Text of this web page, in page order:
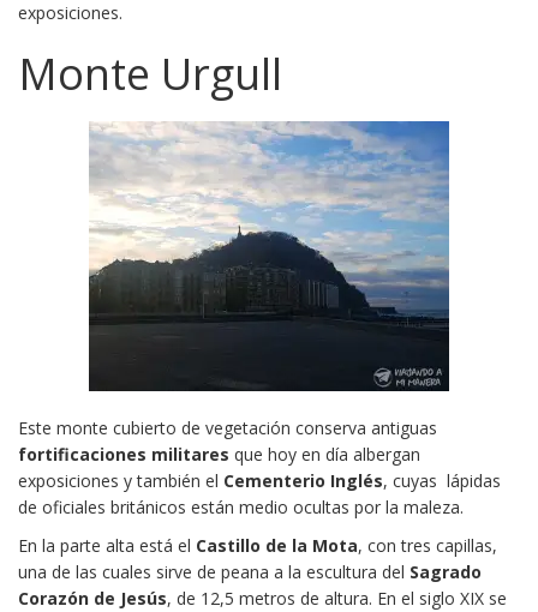
exposiciones.
Monte Urgull
Este monte cubierto de vegetación conserva antiguas
fortificaciones militares que hoy en día albergan
exposiciones y también el Cementerio Inglés, cuyas lápidas
de oficiales británicos están medio ocultas por la maleza.
En la parte alta está el Castillo de la Mota, con tres capillas,
una de las cuales sirve de peana a la escultura del Sagrado
Corazón de Jesús, de 12,5 metros de altura. En el siglo XIX se